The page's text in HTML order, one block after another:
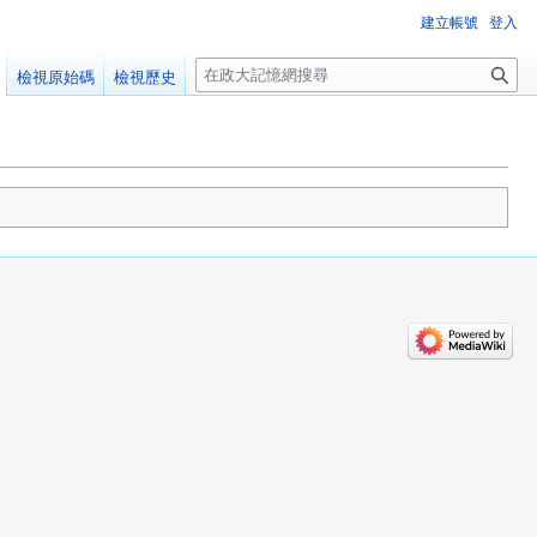
建立帳號 登入
檢視原始碼 檢視歷史
搜
尋